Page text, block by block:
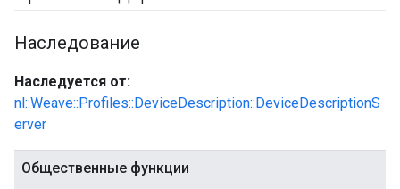
Наследование
Наследуется от:
nl::Weave::Profiles::DeviceDescription::DeviceDescriptionS
erver
Общественные функции